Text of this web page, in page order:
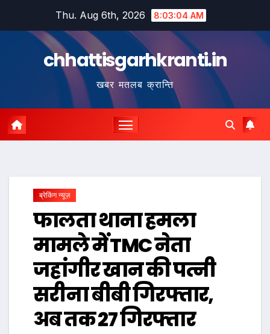
Thu. Aug 6th, 2026 8:03:05 AM
chhattisgarhkranti.in
खबर मतलब क्रान्ति
ब्रेकिंग न्यूज़
फालता थाना हमला
मामले में TMC नेता
जहांगीर खान की पत्नी
सरीना बीबी गिरफ्तार,
अब तक 27 गिरफ्तार